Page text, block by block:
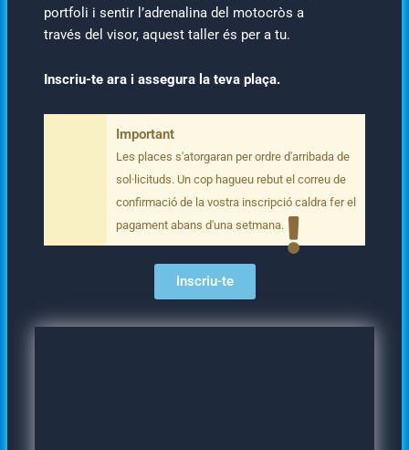
portfoli i sentir l’adrenalina del motocròs a
través del visor, aquest taller és per a tu.
Inscriu-te ara i assegura la teva plaça.
Important
Les places s'atorgaran per ordre d'arribada de
sol·licituds. Un cop hagueu rebut el correu de
confirmació de la vostra inscripció caldra fer el
pagament abans d'una setmana.
Inscriu-te